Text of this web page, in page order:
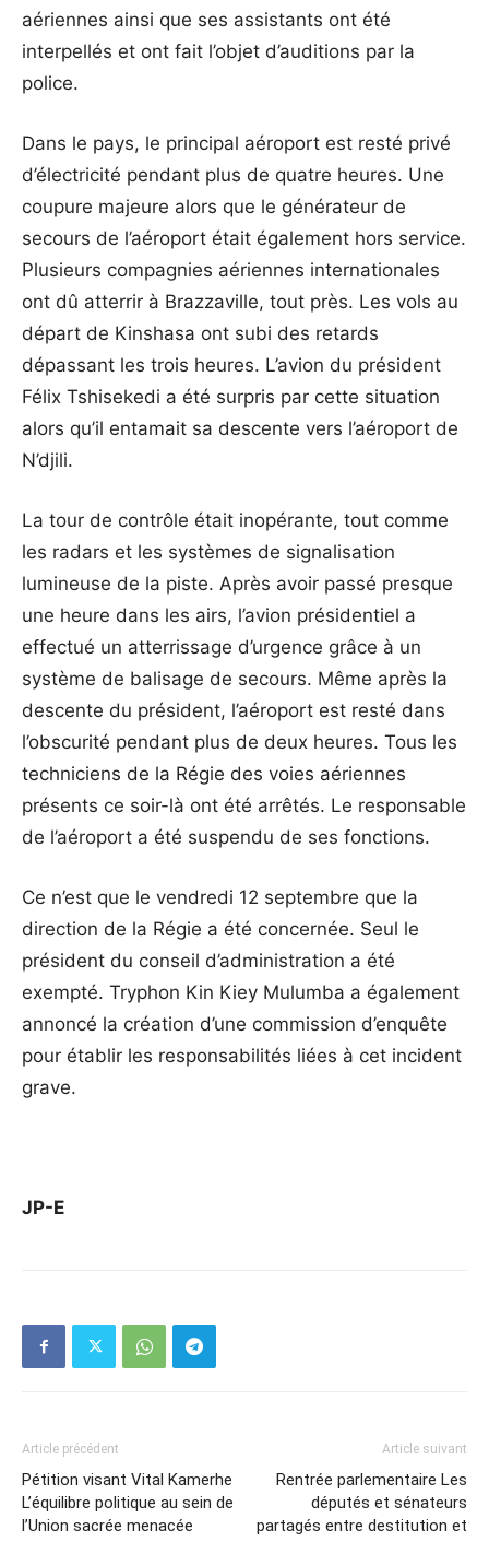
aériennes ainsi que ses assistants ont été
interpellés et ont fait l’objet d’auditions par la
police.
Dans le pays, le principal aéroport est resté privé
d’électricité pendant plus de quatre heures. Une
coupure majeure alors que le générateur de
secours de l’aéroport était également hors service.
Plusieurs compagnies aériennes internationales
ont dû atterrir à Brazzaville, tout près. Les vols au
départ de Kinshasa ont subi des retards
dépassant les trois heures. L’avion du président
Félix Tshisekedi a été surpris par cette situation
alors qu’il entamait sa descente vers l’aéroport de
N’djili.
La tour de contrôle était inopérante, tout comme
les radars et les systèmes de signalisation
lumineuse de la piste. Après avoir passé presque
une heure dans les airs, l’avion présidentiel a
effectué un atterrissage d’urgence grâce à un
système de balisage de secours. Même après la
descente du président, l’aéroport est resté dans
l’obscurité pendant plus de deux heures. Tous les
techniciens de la Régie des voies aériennes
présents ce soir-là ont été arrêtés. Le responsable
de l’aéroport a été suspendu de ses fonctions.
Ce n’est que le vendredi 12 septembre que la
direction de la Régie a été concernée. Seul le
président du conseil d’administration a été
exempté. Tryphon Kin Kiey Mulumba a également
annoncé la création d’une commission d’enquête
pour établir les responsabilités liées à cet incident
grave.
JP-E
Article précédent
Pétition visant Vital Kamerhe
L’équilibre politique au sein de
l’Union sacrée menacée
Article suivant
Rentrée parlementaire Les
députés et sénateurs
partagés entre destitution et